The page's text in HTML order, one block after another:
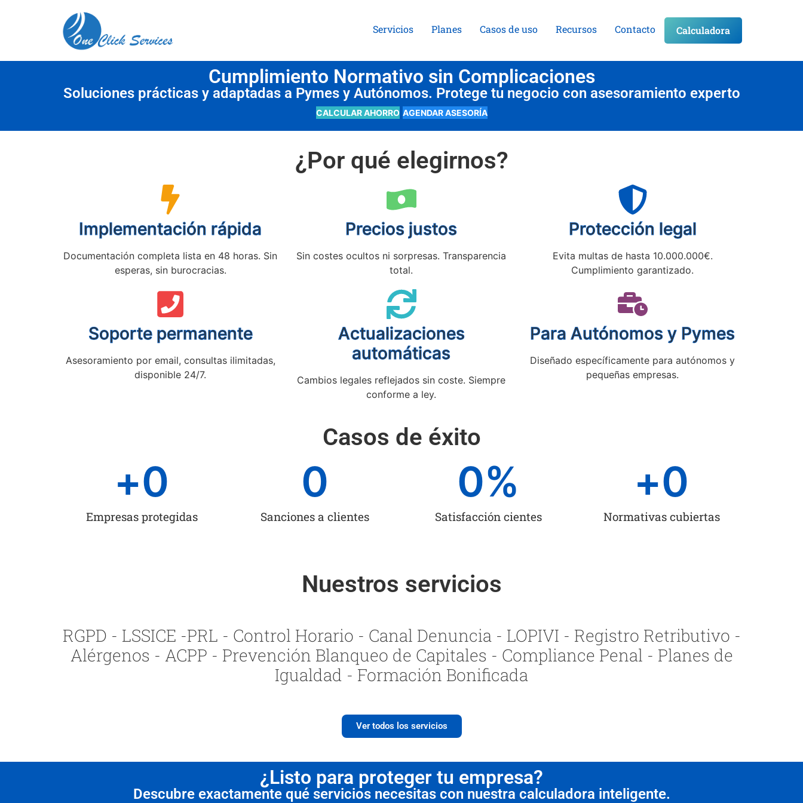
Servicios Planes Casos de uso Recursos Contacto Calculadora
Cumplimiento Normativo sin Complicaciones
Soluciones prácticas y adaptadas a Pymes y Autónomos. Protege tu negocio con asesoramiento experto
CALCULAR AHORRO AGENDAR ASESORÍA
¿Por qué elegirnos?
Implementación rápida
Documentación completa lista en 48 horas. Sin
esperas, sin burocracias.
Precios justos
Sin costes ocultos ni sorpresas. Transparencia
total.
Protección legal
Evita multas de hasta 10.000.000€.
Cumplimiento garantizado.
Soporte permanente
Asesoramiento por email, consultas ilimitadas,
disponible 24/7.
Actualizaciones
automáticas
Cambios legales reflejados sin coste. Siempre
conforme a ley.
Para Autónomos y Pymes
Diseñado específicamente para autónomos y
pequeñas empresas.
Casos de éxito
Empresas protegidas
+0
Sanciones a clientes
0
Satisfacción cientes
0%
Normativas cubiertas
+0
Nuestros servicios
RGPD - LSSICE -PRL - Control Horario - Canal Denuncia - LOPIVI - Registro Retributivo -
Alérgenos - ACPP - Prevención Blanqueo de Capitales - Compliance Penal - Planes de
Igualdad - Formación Bonificada
Ver todos los servicios
¿Listo para proteger tu empresa?
Descubre exactamente qué servicios necesitas con nuestra calculadora inteligente.